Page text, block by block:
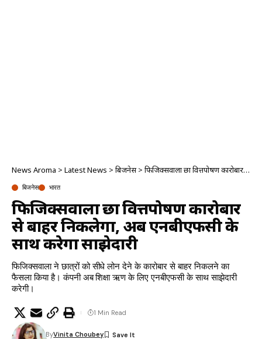
News Aroma > Latest News > बिजनेस> फिजिक्सवाला छात्र वित्तपोषण कारोबार से बाहर निकलेगा, अब एनबीएफसी के साथ करेगा साझेदारी
बिजनेस भारत
फिजिक्सवाला छात्र वित्तपोषण कारोबार
से बाहर निकलेगा, अब एनबीएफसी के
साथ करेगा साझेदारी
फिजिक्सवाला ने छात्रों को सीधे लोन देने के कारोबार से बाहर निकलने का
फैसला किया है। कंपनी अब शिक्षा ऋण के लिए एनबीएफसी के साथ साझेदारी
करेगी।
ByVinita Choubey
1 Min Read